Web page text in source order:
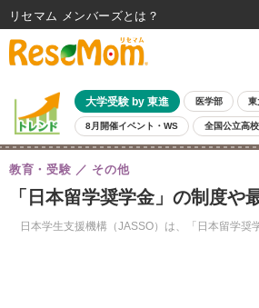
大学受験 by 東進 医学部 東
8月開催イベント・WS 全国公立高
「日本留学奨学金」の制度
日本学生支援機構（JASSO）は、「日本留学奨
教育・受験 その他
リセマム メンバーズ